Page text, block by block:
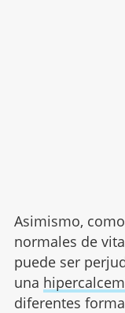
Asimismo,
normales de
puede ser
una
diferentes